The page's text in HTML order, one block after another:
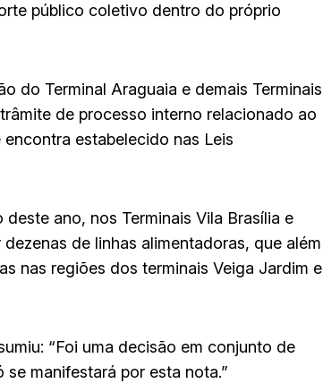
público coletivo dentro do próprio
do Terminal Araguaia e demais Terminais
de processo interno relacionado ao
estabelecido nas Leis
ano, nos Terminais Vila Brasília e
de linhas alimentadoras, que além
nas regiões dos terminais Veiga Jardim e
“Foi uma decisão em conjunto de
manifestará por esta nota.”